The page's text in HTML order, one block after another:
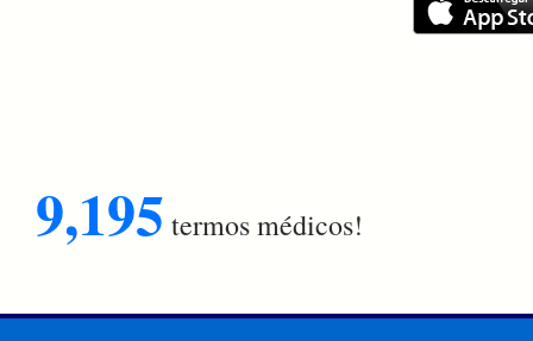
9,195 termos médicos!